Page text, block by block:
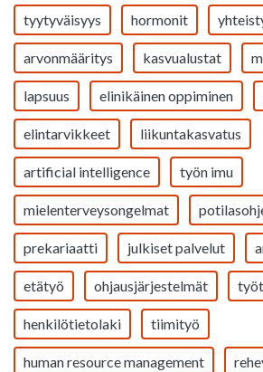
tyytyväisyys hormonit
arvonmääritys kasvualustat
lapsuus elinikäinen oppiminen
elintarvikkeet liikuntakasvatus
artificial intelligence työn imu
mielenterveysongelmat
prekariaatti julkiset palvelut
etätyö ohjausjärjestelmät
henkilötietolaki tiimityö
human resource management